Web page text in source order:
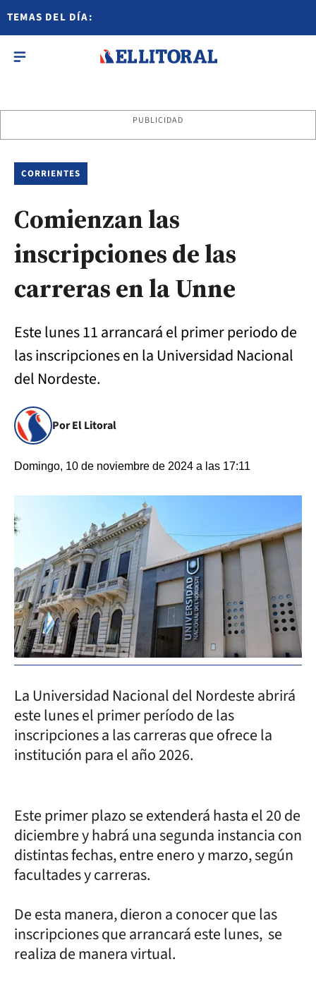
TEMAS DEL DÍA:
PUBLICIDAD
CORRIENTES
Comienzan las
inscripciones de las
carreras en la Unne
Este lunes 11 arrancará el primer periodo de
las inscripciones en la Universidad Nacional
del Nordeste.
Por El Litoral
Domingo, 10 de noviembre de 2024 a las 17:11
La Universidad Nacional del Nordeste abrirá
este lunes el primer período de las
inscripciones a las carreras que ofrece la
institución para el año 2026.
Este primer plazo se extenderá hasta el 20 de
diciembre y habrá una segunda instancia con
distintas fechas, entre enero y marzo, según
facultades y carreras.
De esta manera, dieron a conocer que las
inscripciones que arrancará este lunes, se
realiza de manera virtual.